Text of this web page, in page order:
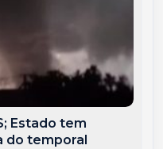
Estado tem
do temporal